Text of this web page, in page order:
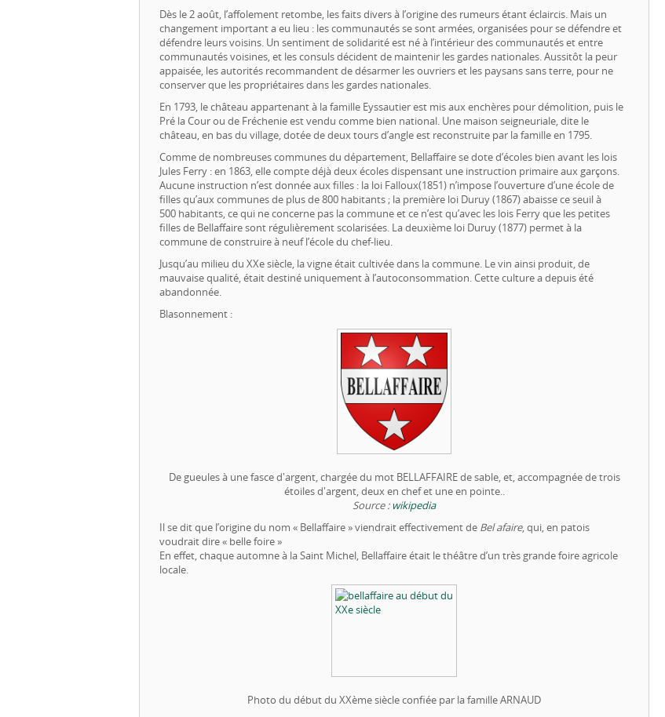
Dès le 2 août, l’affolement retombe, les faits divers à l’origine des rumeurs étant éclaircis. Mais un
changement important a eu lieu : les communautés se sont armées, organisées pour se défendre et
défendre leurs voisins. Un sentiment de solidarité est né à l’intérieur des communautés et entre
communautés voisines, et les consuls décident de maintenir les gardes nationales. Aussitôt la peur
appaisée, les autorités recommandent de désarmer les ouvriers et les paysans sans terre, pour ne
conserver que les propriétaires dans les gardes nationales.
En 1793, le château appartenant à la famille Eyssautier est mis aux enchères pour démolition, puis le
Pré la Cour ou de Fréchenie est vendu comme bien national. Une maison seigneuriale, dite le
château, en bas du village, dotée de deux tours d’angle est reconstruite par la famille en 1795.
Comme de nombreuses communes du département, Bellaffaire se dote d’écoles bien avant les lois
Jules Ferry : en 1863, elle compte déjà deux écoles dispensant une instruction primaire aux garçons.
Aucune instruction n’est donnée aux filles : la loi Falloux(1851) n’impose l’ouverture d’une école de
filles qu’aux communes de plus de 800 habitants ; la première loi Duruy (1867) abaisse ce seuil à
500 habitants, ce qui ne concerne pas la commune et ce n’est qu’avec les lois Ferry que les petites
filles de Bellaffaire sont régulièrement scolarisées. La deuxième loi Duruy (1877) permet à la
commune de construire à neuf l’école du chef-lieu.
Jusqu’au milieu du XXe siècle, la vigne était cultivée dans la commune. Le vin ainsi produit, de
mauvaise qualité, était destiné uniquement à l’autoconsommation. Cette culture a depuis été
abandonnée.
Blasonnement :
De gueules à une fasce d'argent, chargée du mot BELLAFFAIRE de sable, et, accompagnée de trois
étoiles d'argent, deux en chef et une en pointe..
Source :wikipedia
Il se dit que l’origine du nom « Bellaffaire » viendrait effectivement de Bel afaire, qui, en patois
voudrait dire « belle foire »
En effet, chaque automne à la Saint Michel, Bellaffaire était le théâtre d’un très grande foire agricole
locale.
Photo du début du XXème siècle confiée par la famille ARNAUD